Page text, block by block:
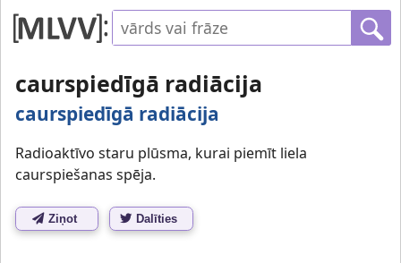
caurspiedīgā radiācija
caurspiedīgā radiācija
Radioaktīvo staru plūsma, kurai piemīt liela
caurspiešanas spēja.
Ziņot Dalīties